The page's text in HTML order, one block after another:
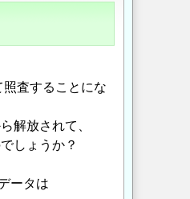
査することにな
解放されて、
しょうか？
ータは